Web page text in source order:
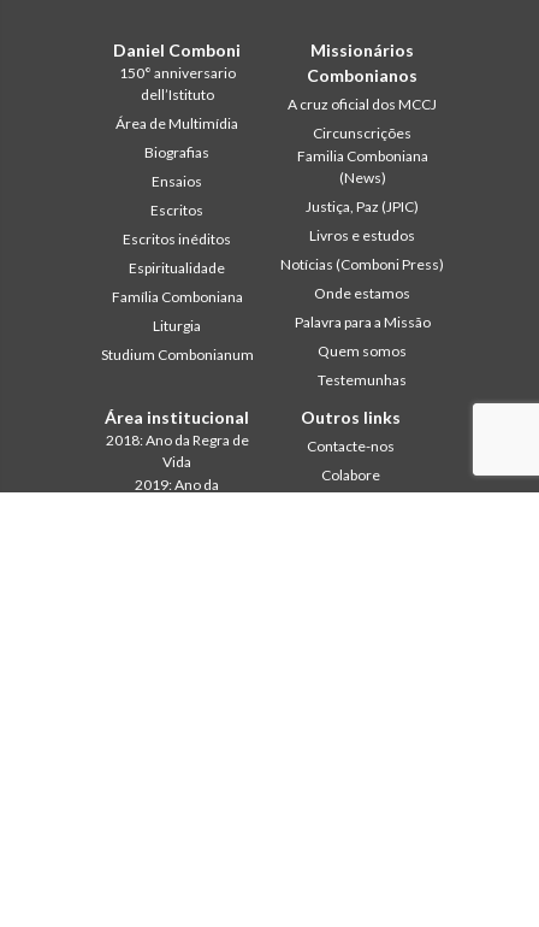
Daniel Comboni
150° anniversario
dell’Istituto
Área de Multimídia
Biografias
Ensaios
Escritos
Escritos inéditos
Espiritualidade
Família Comboniana
Liturgia
Studium Combonianum
Missionários
Combonianos
A cruz oficial dos MCCJ
Circunscrições
Familia Comboniana
(News)
Justiça, Paz (JPIC)
Livros e estudos
Notícias (Comboni Press)
Onde estamos
Palavra para a Missão
Quem somos
Testemunhas
Área institucional
2018: Ano da Regra de
Vida
2019: Ano da
Outros links
Contacte-nos
Colabore